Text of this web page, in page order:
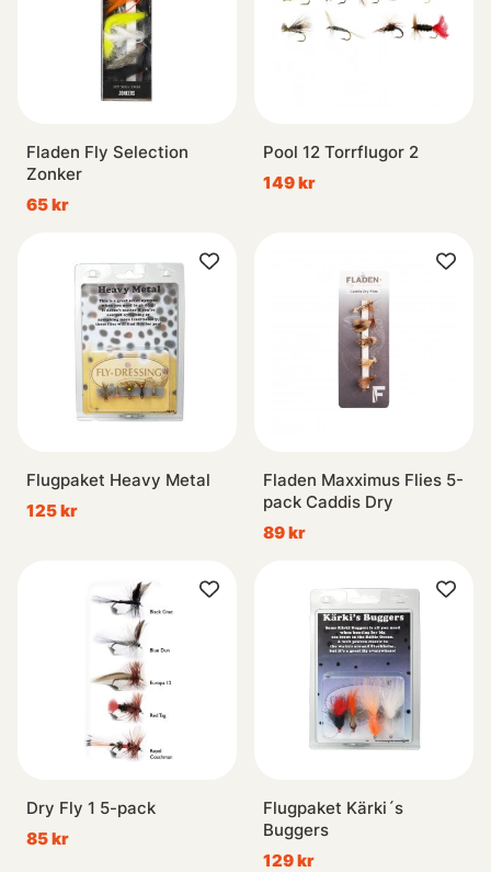
Fladen Fly Selection
Zonker
65 kr
Pool 12 Torrflugor 2
149 kr
Flugpaket Heavy Metal
125 kr
Fladen Maxximus Flies 5-
pack Caddis Dry
89 kr
Dry Fly 1 5-pack
85 kr
Flugpaket Kärki´s
Buggers
129 kr